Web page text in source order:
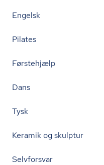
Engelsk
Pilates
Førstehjælp
Dans
Tysk
Keramik og skulptur
Selvforsvar